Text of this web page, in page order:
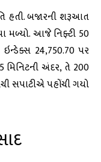
હતી. બજારની શરૂઆત
મળ્યો. આજે નિફ્ટી 50
ઇન્ડેક્સ 24,750.70 પર
મિનિટની અંદર, તે 200
સપાટીએ પહોંચી ગયો